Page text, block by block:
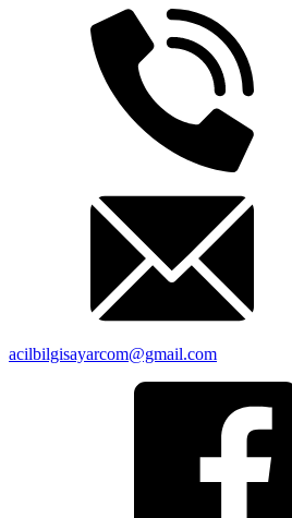
acilbilgisayarcom@gmail.com